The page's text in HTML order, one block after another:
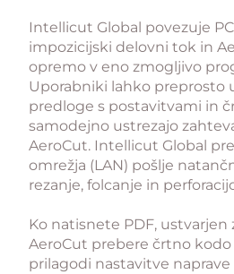
Intellicut Global povezuje
impozicijski delovni tok in
opremo v eno zmogljivo
Uporabniki lahko preprosto
predloge s postavitvami in
samodejno ustrezajo
AeroCut. Intellicut Global
omrežja (LAN) pošlje
rezanje, folcanje in
Ko natisnete PDF, ustvarjen
AeroCut prebere črtno
prilagodi nastavitve